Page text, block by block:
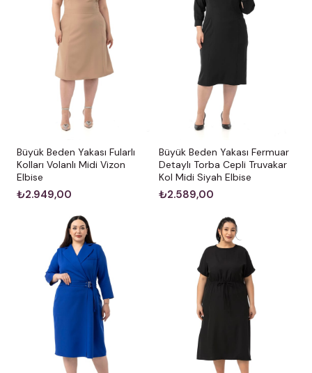
Büyük Beden Yakası Fularlı
Kolları Volanlı Midi Vizon
Elbise
₺2.949,00
Büyük Beden Yakası Fermuar
Detaylı Torba Cepli Truvakar
Kol Midi Siyah Elbise
₺2.589,00